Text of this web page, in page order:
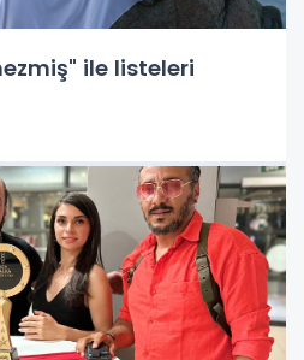
ile listeleri